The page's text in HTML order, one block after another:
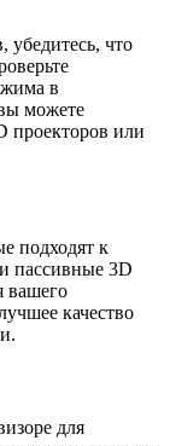
убедитесь, что
в
можете
проекторов или
подходят к
пассивные 3D
вашего
качество
для